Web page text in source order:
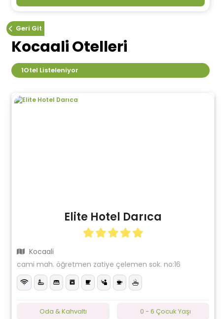
Geri Git
Kocaali Otelleri
1Otel Listeleniyor
Elite Hotel Darıca
Kocaali
cami mah. öğretmen zatiye çelemen sok. no:16
Oda & Kahvaltı 0 - 6 Çocuk Yaşı